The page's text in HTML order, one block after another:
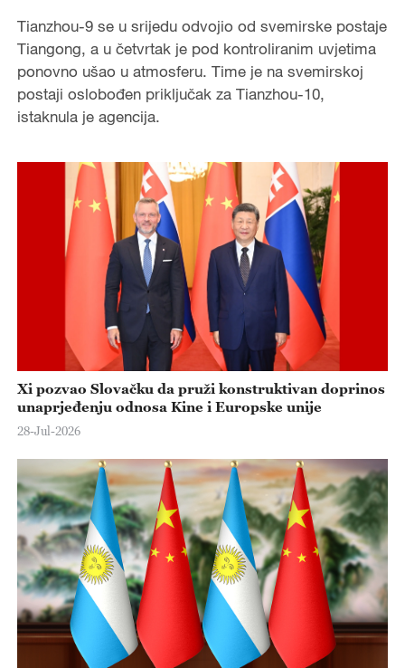
Tianzhou-9 se u srijedu odvojio od svemirske postaje
Tiangong, a u četvrtak je pod kontroliranim uvjetima
ponovno ušao u atmosferu. Time je na svemirskoj
postaji oslobođen priključak za Tianzhou-10,
istaknula je agencija.
Xi pozvao Slovačku da pruži konstruktivan doprinos
unaprjeđenju odnosa Kine i Europske unije
28-Jul-2026